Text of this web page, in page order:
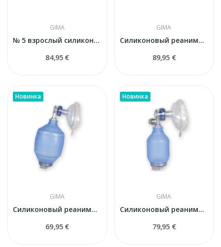
GIMA
№ 5 взрослый силиконовый реанимационный мешок с...
84,95 €
GIMA
Силиконовый реанимационный мешок GIMA (для...
89,95 €
Новинка
GIMA
Силиконовый реанимационный мешок GIMA с маской...
69,95 €
Новинка
GIMA
Силиконовый реанимационный мешок GIMA с маской...
79,95 €